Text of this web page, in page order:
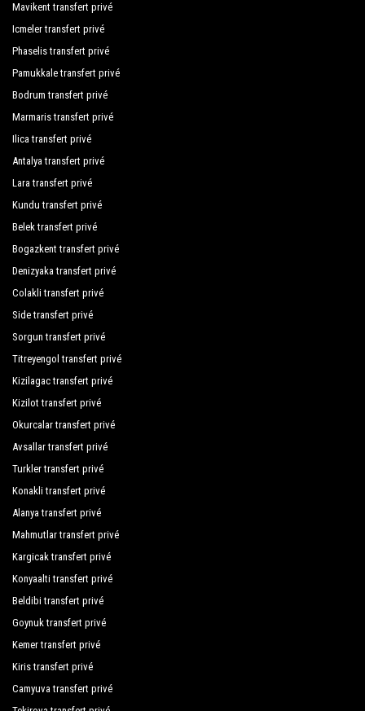
Mavikent transfert privé
Icmeler transfert privé
Phaselis transfert privé
Pamukkale transfert privé
Bodrum transfert privé
Marmaris transfert privé
Ilica transfert privé
Antalya transfert privé
Lara transfert privé
Kundu transfert privé
Belek transfert privé
Bogazkent transfert privé
Denizyaka transfert privé
Colakli transfert privé
Side transfert privé
Sorgun transfert privé
Titreyengol transfert privé
Kizilagac transfert privé
Kizilot transfert privé
Okurcalar transfert privé
Avsallar transfert privé
Turkler transfert privé
Konakli transfert privé
Alanya transfert privé
Mahmutlar transfert privé
Kargicak transfert privé
Konyaalti transfert privé
Beldibi transfert privé
Goynuk transfert privé
Kemer transfert privé
Kiris transfert privé
Camyuva transfert privé